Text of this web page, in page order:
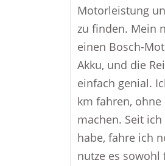
Motorleistung
zu finden. Mein
einen Bosch-
Akku, und die
einfach genial.
km fahren, ohne
machen. Seit
habe, fahre ich
nutze es sowohl